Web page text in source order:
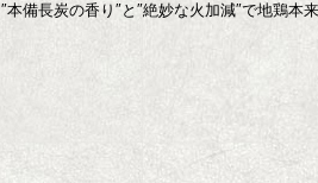
″本備長炭の香り″と″絶妙な火加減″で地鶏